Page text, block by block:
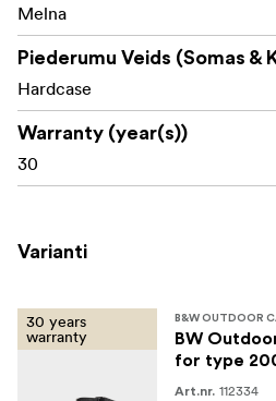
Melna
Piederumu Veids (Somas &
Hardcase
Warranty (year(s))
30
Varianti
30 years
warranty
B&W OUTDOOR
BW
for type
Art.nr. 112334